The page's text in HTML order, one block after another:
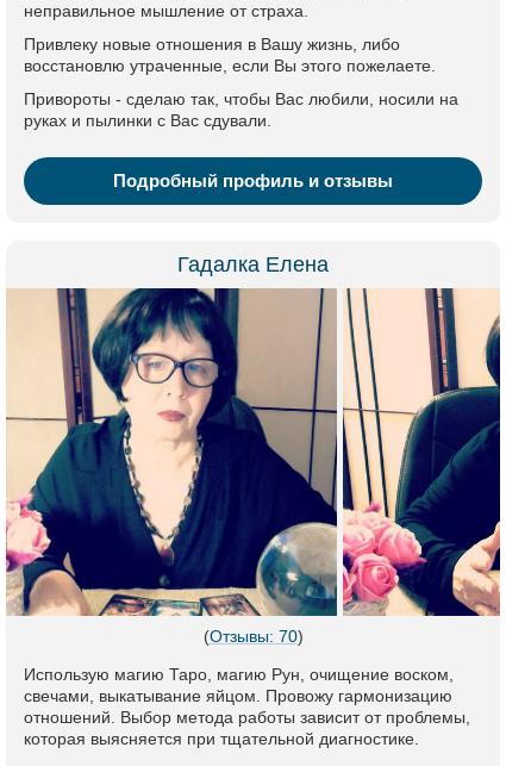
неправильное мышление от страха.
Привлеку новые отношения в Вашу жизнь, либо
восстановлю утраченные, если Вы этого пожелаете.
Привороты - сделаю так, чтобы Вас любили, носили на
руках и пылинки с Вас сдували.
Подробный профиль и отзывы
Гадалка Елена
(Отзывы: 70)
Использую магию Таро, магию Рун, очищение воском,
свечами, выкатывание яйцом. Провожу гармонизацию
отношений. Выбор метода работы зависит от проблемы,
которая выясняется при тщательной диагностике.